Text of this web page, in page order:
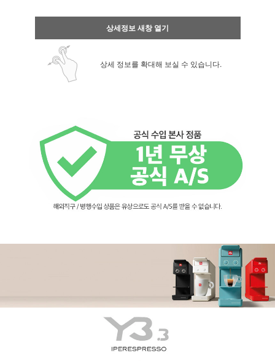
상세정보 새창 열기
상세 정보를 확대해 보실 수 있습니다.